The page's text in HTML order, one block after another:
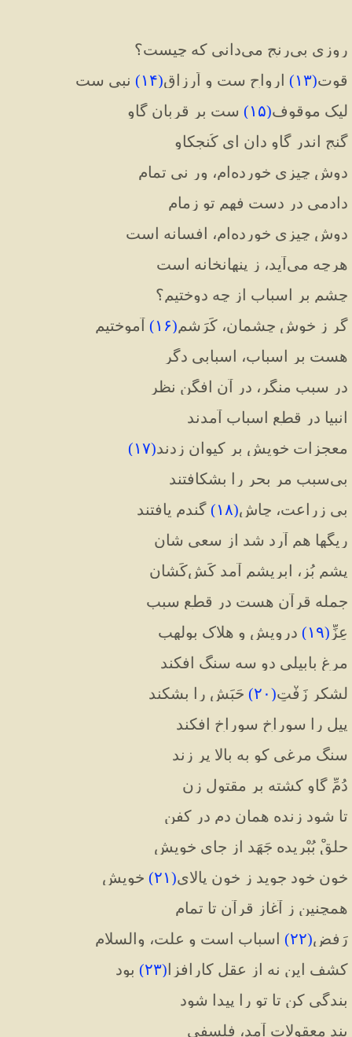
روزی بی‌رنج می‌دانی که چیست؟
قوت(۱۳) ارواح ست و اَرزاق(۱۴) نبی ست
لیک موقوف(۱۵) ست بر قربان گاو
گنج اندر گاو دان ای کُنجکاو
دوش چیزی خورده‌ام، ور نی تمام
دادمی در دست فهم تو زمام
دوش چیزی خورده‌ام، افسانه است
هرچه می‌آید، ز پنهانخانه است
چشم بر اسباب از چه دوختیم؟
گر ز خوش‌ چشمان، کَرَشم
(۱۶) آموختیم
هست بر اسباب، اسبابی دگر
در سبب منگر، در آن افگن نظر
انبیا در قطع اسباب آمدند
معجزات خویش بر کیوان زدند(۱۷)
بی‌سبب مر بحر را بشکافتند
بی زراعت، چاش(۱۸) گندم یافتند
ریگها هم آرد شد از سعی شان
پشم بُز، ابریشم آمد کَش‌کَشان
جمله قرآن هست در قطع سبب
عِزِّ (۱۹) درویش و هلاک بولهب
مرغ بابیلی دو سه سنگ افکند
لشکر زَفْتِ(۲۰) حَبَش را بشکند
پیل را سوراخ سوراخ افکند
سنگ مرغی کو به بالا پر زند
دُمِّ گاو کشته بر مقتول زن
تا شود زنده همان دم در کفن
حلق‌ْ بُبْریده جَهَد از جای خویش
خون خود جوید ز خون‌ پالای
(۲۱) خویش
همچنین ز آغاز قرآن تا تمام
رَفضِ(۲۲) اسباب است و علت، والسلام
کشف این نه از عقل کارافزا (۲۳) بود
بندگی کن تا تو را پیدا شود
بند معقولات آمد، فلسفی